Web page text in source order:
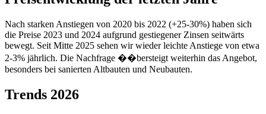
Nach starken Anstiegen von 2020 bis 2022 (+25-30%) haben sich
die Preise 2023 und 2024 aufgrund gestiegener Zinsen seitwärts
bewegt. Seit Mitte 2025 sehen wir wieder leichte Anstiege von etwa
2-3% jährlich. Die Nachfrage ��bersteigt weiterhin das Angebot,
besonders bei sanierten Altbauten und Neubauten.
Trends 2026